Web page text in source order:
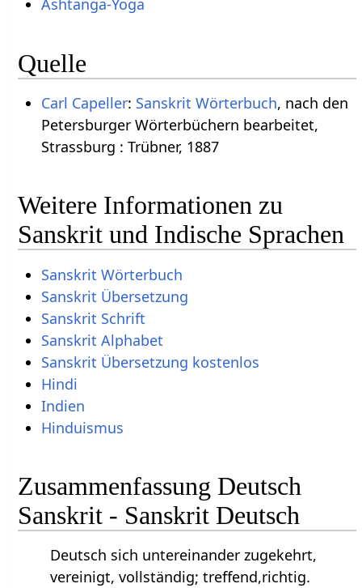
Ashtanga-Yoga
Quelle
Carl Capeller: Sanskrit Wörterbuch, nach den
Petersburger Wörterbüchern bearbeitet,
Strassburg : Trübner, 1887
Weitere Informationen zu
Sanskrit und Indische Sprachen
Sanskrit Wörterbuch
Sanskrit Übersetzung
Sanskrit Schrift
Sanskrit Alphabet
Sanskrit Übersetzung kostenlos
Hindi
Indien
Hinduismus
Zusammenfassung Deutsch
Sanskrit - Sanskrit Deutsch
Deutsch sich untereinander zugekehrt,
vereinigt, vollständig; treffend,richtig.